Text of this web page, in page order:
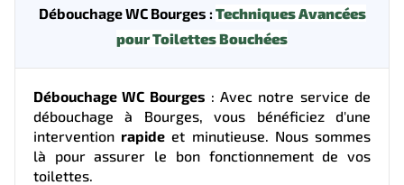
Débouchage WC Bourges : Techniques Avancées
pour Toilettes Bouchées
Débouchage WC Bourges : Avec notre service de
débouchage à Bourges, vous bénéficiez d'une
intervention rapide et minutieuse. Nous sommes
là pour assurer le bon fonctionnement de vos
toilettes.